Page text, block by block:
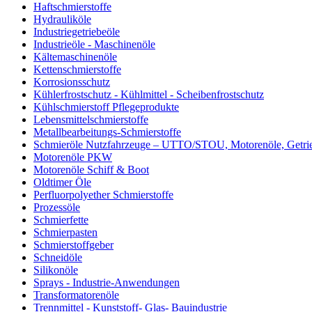
Haftschmierstoffe
Hydrauliköle
Industriegetriebeöle
Industrieöle - Maschinenöle
Kältemaschinenöle
Kettenschmierstoffe
Korrosionsschutz
Kühlerfrostschutz - Kühlmittel - Scheibenfrostschutz
Kühlschmierstoff Pflegeprodukte
Lebensmittelschmierstoffe
Metallbearbeitungs-Schmierstoffe
Schmieröle Nutzfahrzeuge – UTTO/STOU, Motorenöle,
Motorenöle PKW
Motorenöle Schiff & Boot
Oldtimer Öle
Perfluorpolyether Schmierstoffe
Prozessöle
Schmierfette
Schmierpasten
Schmierstoffgeber
Schneidöle
Silikonöle
Sprays - Industrie-Anwendungen
Transformatorenöle
Trennmittel - Kunststoff- Glas- Bauindustrie